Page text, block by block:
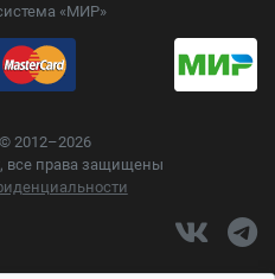
«МИР»
2012–2026
все права защищены